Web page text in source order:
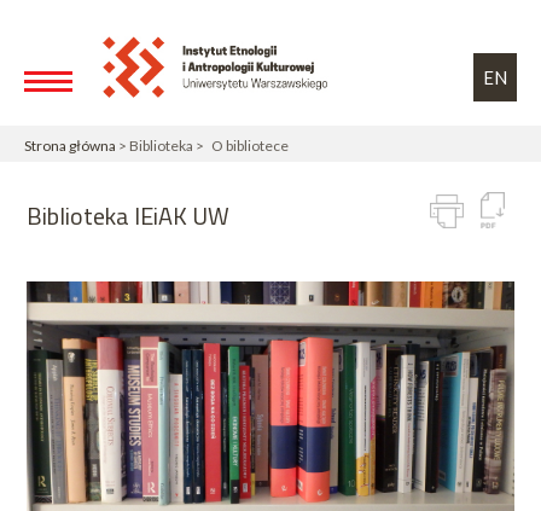
EN
Strona główna > Biblioteka > O bibliotece
Biblioteka IEiAK UW